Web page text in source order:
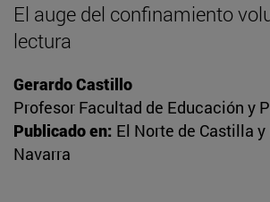
El auge del confinamiento
lectura
Gerardo Castillo
Profesor Facultad de Educación y
Publicado en: El Norte de Castilla y
Navarra